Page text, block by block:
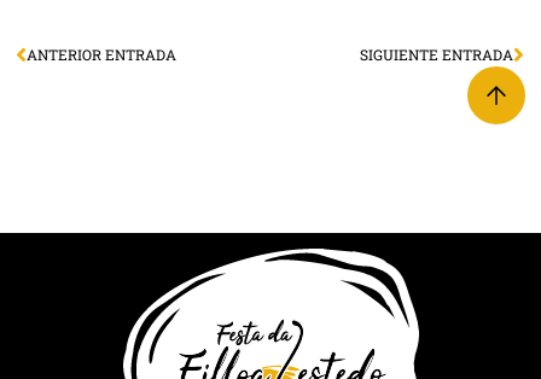
ANTERIOR ENTRADA SIGUIENTE ENTRADA